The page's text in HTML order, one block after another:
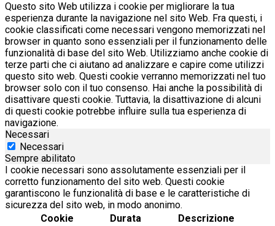
Questo sito Web utilizza i cookie per migliorare la tua
esperienza durante la navigazione nel sito Web. Fra questi, i
cookie classificati come necessari vengono memorizzati nel
browser in quanto sono essenziali per il funzionamento delle
funzionalità di base del sito Web. Utilizziamo anche cookie di
terze parti che ci aiutano ad analizzare e capire come utilizzi
questo sito web. Questi cookie verranno memorizzati nel tuo
browser solo con il tuo consenso. Hai anche la possibilità di
disattivare questi cookie. Tuttavia, la disattivazione di alcuni
di questi cookie potrebbe influire sulla tua esperienza di
navigazione.
Necessari
Necessari
Sempre abilitato
I cookie necessari sono assolutamente essenziali per il
corretto funzionamento del sito web. Questi cookie
garantiscono le funzionalità di base e le caratteristiche di
sicurezza del sito web, in modo anonimo.
Cookie
Durata Descrizione